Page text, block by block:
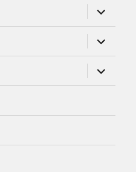
підменю
підменю
підменю